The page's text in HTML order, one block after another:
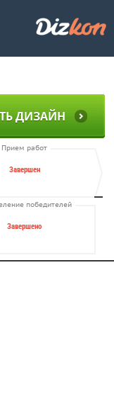
ДИЗАЙН
Прием работ
Завершен
победителей
Завершено